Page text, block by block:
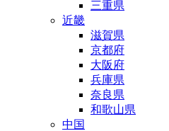
三重県
近畿
滋賀県
京都府
大阪府
兵庫県
奈良県
和歌山県
中国